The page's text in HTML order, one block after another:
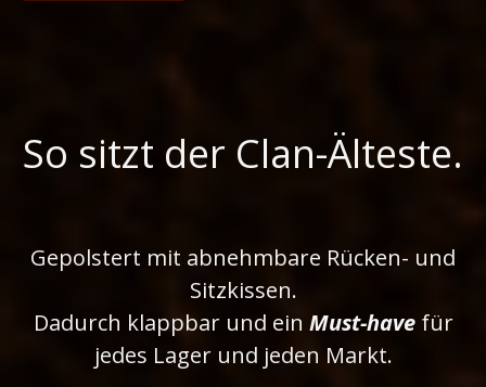
So sitzt der Clan-Älteste.
Gepolstert mit abnehmbare Rücken- und
Sitzkissen.
Dadurch klappbar und ein Must-have für
jedes Lager und jeden Markt.